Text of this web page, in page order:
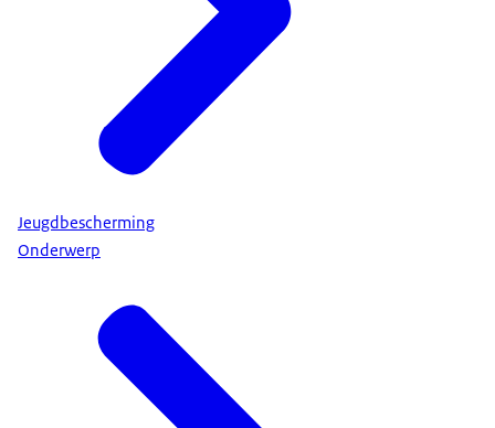
Jeugdbescherming
Onderwerp